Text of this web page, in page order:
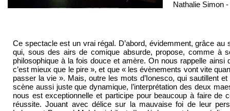
Nathalie Simon -
Ce spectacle est un vrai régal. D’abord, évidemment, grâce au
qui, sous des airs de comique absurde, propose, comme à
philosophique à la fois douce et amère. On nous rappelle ainsi
c’est mieux que le pire », et que « les évènements vont vite
passer la vie ». Mais, outre les mots d’Ionesco, qui sautillent
scène aussi juste que dynamique, l’interprétation des deux
nous est exceptionnelle et participe pour beaucoup à faire de
réussite. Jouant avec délice sur la mauvaise foi de leur